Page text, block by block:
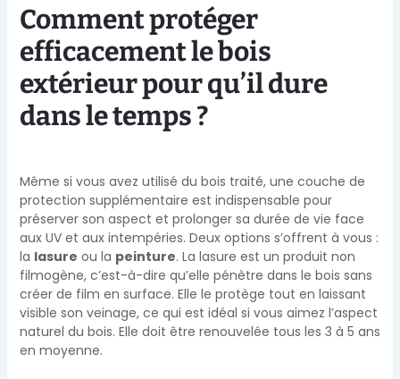
Comment protéger
efficacement le bois
extérieur pour qu’il dure
dans le temps ?
Même si vous avez utilisé du bois traité, une couche de
protection supplémentaire est indispensable pour
préserver son aspect et prolonger sa durée de vie face
aux UV et aux intempéries. Deux options s’offrent à vous :
la lasure ou la peinture. La lasure est un produit non
filmogène, c’est-à-dire qu’elle pénètre dans le bois sans
créer de film en surface. Elle le protège tout en laissant
visible son veinage, ce qui est idéal si vous aimez l’aspect
naturel du bois. Elle doit être renouvelée tous les 3 à 5 ans
en moyenne.